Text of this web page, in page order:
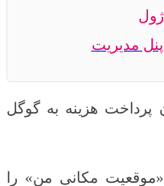
مدیریت
پرداخت هزینه به گوگل
مکانی من» را